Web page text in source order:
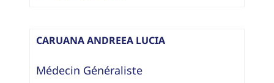
CARUANA ANDREEA LUCIA
Médecin Généraliste